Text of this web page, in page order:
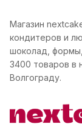
Магазин
кондитеров и
шоколад,
3400 товаров в
Волгограду.